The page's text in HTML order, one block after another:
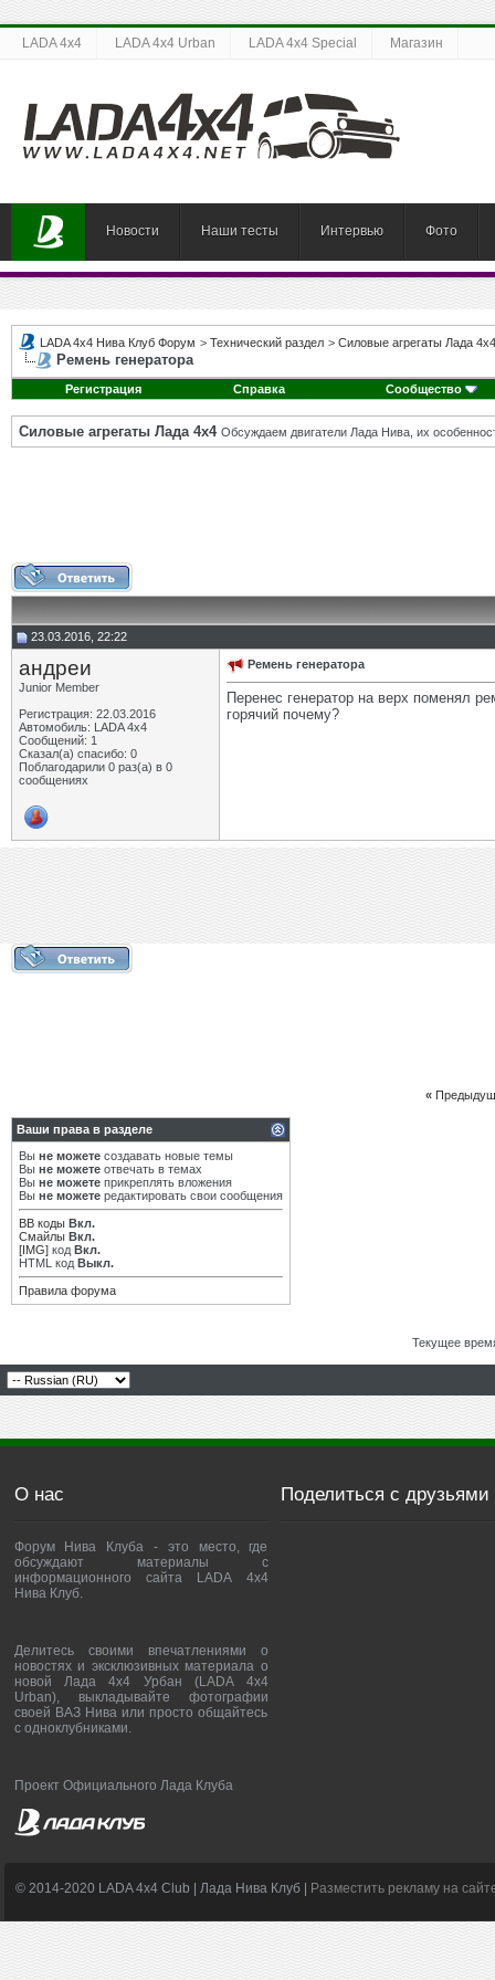
LADA 4x4 LADA 4x4 Urban LADA 4x4 Special Магазин
Новости Наши тесты Интервью Фото
LADA 4x4 Нива Клуб Форум > Технический раздел > Силовые агрегаты Лада 4х4
Ремень генератора
Регистрация Справка Сообщество
Силовые агрегаты Лада 4х4 Обсуждаем двигатели Лада Нива, их
23.03.2016, 22:22
андреи
Junior Member
Регистрация: 22.03.2016
Автомобиль: LADA 4x4
Сообщений: 1
Сказал(а) спасибо: 0
Поблагодарили 0 раз(а) в 0
сообщениях
Ремень генератора
Перенес генератор на верх поменял
горячий почему?
«
Ваши права в разделе
Вы не можете создавать новые темы
Вы не можете отвечать в темах
Вы не можете прикреплять вложения
Вы не можете редактировать свои сообщения
BB коды Вкл.
Смайлы Вкл.
[IMG] код Вкл.
HTML код Выкл.
Правила форума
Текущее
О нас
Форум Нива Клуба - это место, где
обсуждают материалы с
информационного сайта LADA 4x4
Нива Клуб.
Делитесь своими впечатлениями о
новостях и эксклюзивных материала о
новой Лада 4х4 Урбан (LADA 4x4
Urban), выкладывайте фотографии
своей ВАЗ Нива или просто общайтесь
с одноклубниками.
Проект Официального Лада Клуба
Поделиться с друзьями
© 2014-2020 LADA 4x4 Club | Лада Нива Клуб | Разместить рекламу на